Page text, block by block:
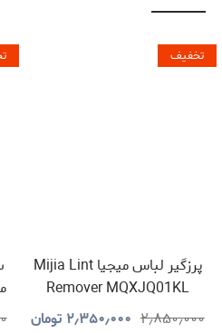
تخفیف
پرزگیر لباس میجیا Mijia Lint
Remover MQXJQ01KL
۲٫۸۵۰٫۰۰۰ ۲٫۳۵۰٫۰۰۰ تومان